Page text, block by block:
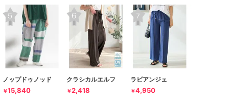
ノップドゥノッド
￥15,840
クラシカルエルフ
￥2,418
ラビアンジェ
￥4,950